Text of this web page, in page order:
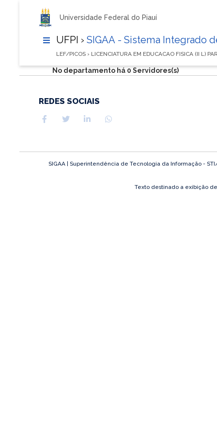
Universidade Federal do Piauí
UFPI › SIGAA - Sistema Integrado
LEF/PICOS › LICENCIATURA EM EDUCACAO FISICA (II L)
No departamento há 0 Servidores(s)
REDES SOCIAIS
SIGAA | Superintendência de Tecnologia da Informação -
Texto destinado a exibição